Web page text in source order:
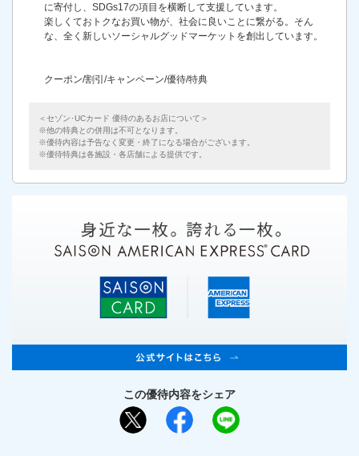
に寄付し、SDGs17の項目を横断して支援しています。
楽しくておトクなお買い物が、社会に良いことに繋がる。そん
な、全く新しいソーシャルグッドマーケットを創出しています。
クーポン/割引/キャンペーン/優待/特典
＜セゾン･UCカード 優待のあるお店について＞
他の特典との併用は不可となります。
優待内容は予告なく変更・終了になる場合がございます。
優待特典は各施設・各店舗による提供です。
この優待内容をシェア